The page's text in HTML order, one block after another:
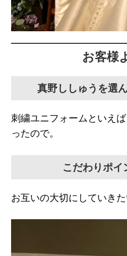
お客様
真野ししゅうを選
刺繍ユニフォームといえ
ったので。
こだわりポイ
お互いの大切にしていき